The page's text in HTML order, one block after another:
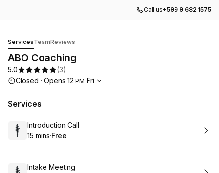
Call us+599 9 682 1575
ServicesTeamReviews
ABO Coaching
5.0 (3)
Opening hours
Closed · Opens 12 PM Fri
Services
Book
Introduction Call
.Duration:
15 mins·
. Price
Free
Book
Intake Meeting